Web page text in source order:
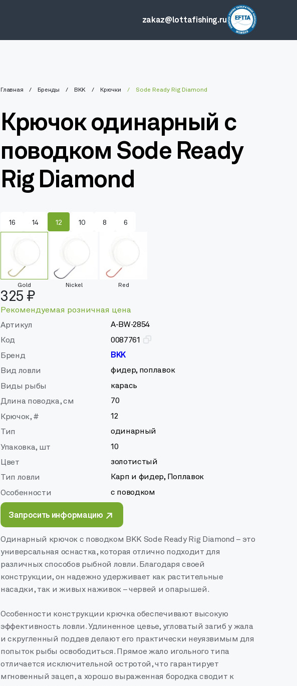
zakaz@lottafishing.ru
Главная Бренды BKK Крючки Sode Ready Rig Diamond
Крючок одинарный с
поводком Sode Ready
Rig Diamond
16 14 12 10 8 6
Gold Nickel Red
325 ₽
Рекомендуемая розничная цена
Артикул
A-BW-2854
Код
0087761
Бренд
BKK
Вид ловли
фидер, поплавок
Виды рыбы
карась
Длина поводка, см
70
Крючок, #
12
Тип
одинарный
Упаковка, шт
10
Цвет
золотистый
Тип ловли
Карп и фидер, Поплавок
Особенности
с поводком
Запросить информацию
Одинарный крючок с поводком BKK Sode Ready Rig Diamond – это
универсальная оснастка, которая отлично подходит для
различных способов рыбной ловли. Благодаря своей
конструкции, он надежно удерживает как растительные
насадки, так и живых наживок – червей и опарышей.
Особенности конструкции крючка обеспечивают высокую
эффективность ловли. Удлиненное цевье, угловатый загиб у жала
и скругленный поддев делают его практически неуязвимым для
попыток рыбы освободиться. Прямое жало игольного типа
отличается исключительной остротой, что гарантирует
мгновенный зацеп, а хорошо выраженная бородка сводит к